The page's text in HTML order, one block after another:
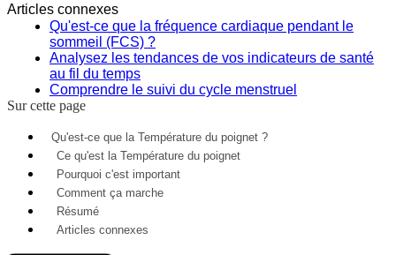
Articles connexes
Qu'est-ce que la fréquence cardiaque pendant le
sommeil (FCS) ?
Analysez les tendances de vos indicateurs de santé
au fil du temps
Comprendre le suivi du cycle menstruel
Sur cette page
Qu'est-ce que la Température du poignet ?
Ce qu'est la Température du poignet
Pourquoi c'est important
Comment ça marche
Résumé
Articles connexes